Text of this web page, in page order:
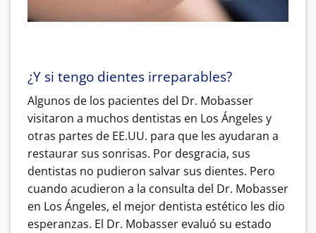
¿Y si tengo dientes irreparables?
Algunos de los pacientes del Dr. Mobasser
visitaron a muchos dentistas en Los Ángeles y
otras partes de EE.UU. para que les ayudaran a
restaurar sus sonrisas. Por desgracia, sus
dentistas no pudieron salvar sus dientes. Pero
cuando acudieron a la consulta del Dr. Mobasser
en Los Ángeles, el mejor dentista estético les dio
esperanzas. El Dr. Mobasser evaluó su estado